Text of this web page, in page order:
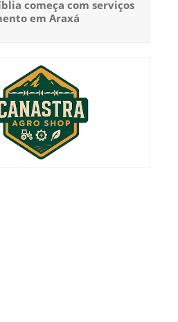
começa com serviços
em Araxá